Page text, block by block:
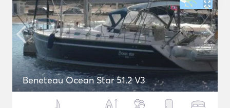
Beneteau Ocean Star 51.2 V3